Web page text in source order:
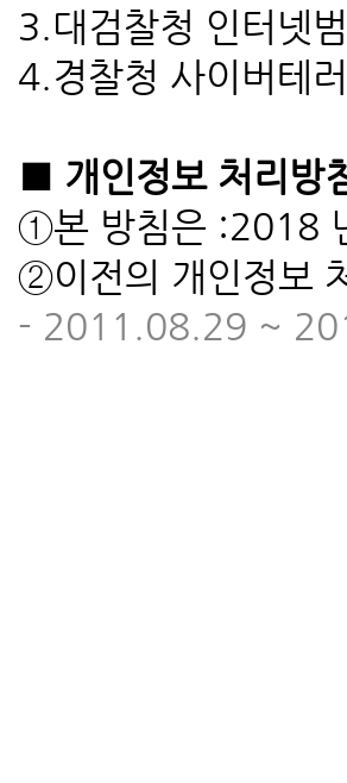
3.대검찰청 인터
4.경찰청 사이버
■ 개인정보 처리방
①본 방침은 :2018
②이전의 개인정보
- 2011.08.29 ~